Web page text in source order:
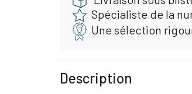
Spécialiste de la
Une sélection
Description